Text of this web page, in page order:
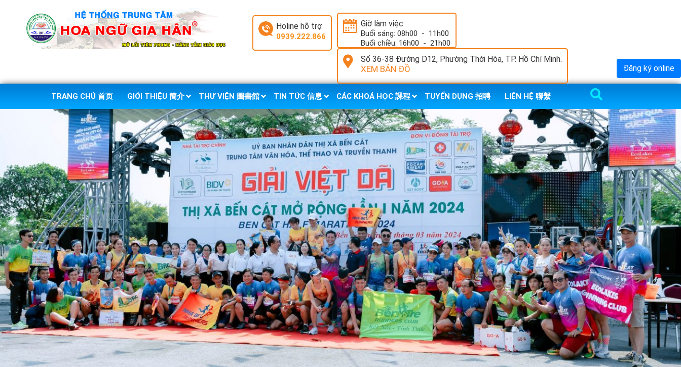
Holine hỗ trợ
0939.222.866
Giờ làm việc
Buổi sáng: 08h00 - 11h00
Buổi chiều: 16h00 - 21h00
Số 36-38 Đường D12, Phường Thới Hòa, TP. Hồ Chí Minh.
XEM BẢN ĐỒ
TRANG CHỦ 首页 GIỚI THIỆU 簡介 THƯ VIỆN 圖書館 TIN TỨC 信息 CÁC KHOÁ HỌC 課程 TUYỂN DỤNG 招聘 LIÊN HỆ 聯繫
Đăng ký online